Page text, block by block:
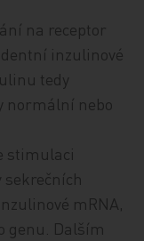
na receptor
inzulinové
tedy
normální nebo
stimulaci
sekrečních
mRNA,
genu. Dalším